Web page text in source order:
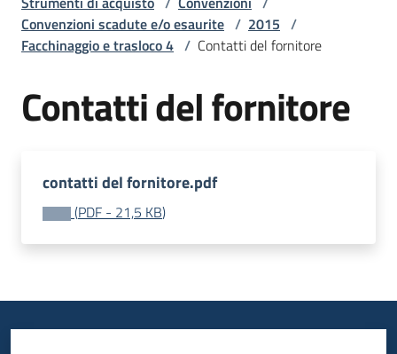
L'Agenzia
strumenti
acquisto
Convenzioni scadute e/o esaurite / 2015 /
Facchinaggio e trasloco 4 / Contatti del fornitore
Contatti del fornitore
contatti del fornitore.pdf
(PDF - 21,5 KB)